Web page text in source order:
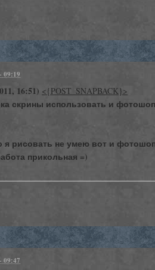
09:19
16:51) <{POST_SNAPBACK}>
скрины использовать и
я рисовать не умею вот и
прикольная =)
09:47